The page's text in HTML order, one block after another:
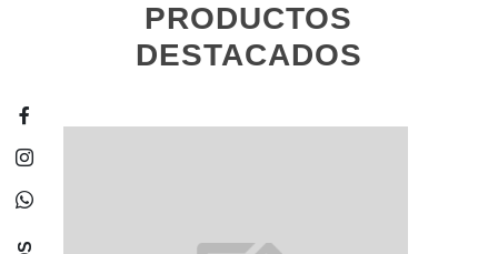
PRODUCTOS
DESTACADOS